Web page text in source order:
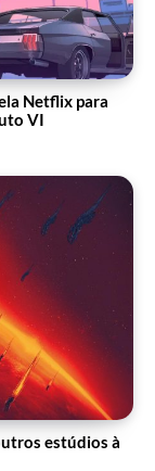
Netflix para
VI
estúdios à